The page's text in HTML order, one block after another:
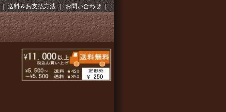
送料＆お支払方法｜お問い合わせ｜